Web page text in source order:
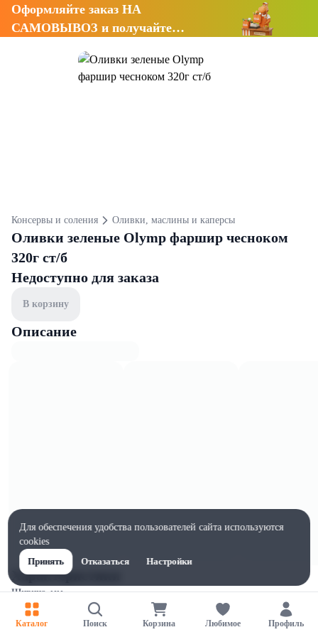
Оформляйте заказ НА
САМОВЫВОЗ и получайте
Консервы и соления Оливки, маслины и каперсы
Оливки зеленые Olymp фаршир чесноком
320г ст/б
Недоступно для заказа
В корзину
Описание
Характеристики
Ширина, мм
Высота, мм
Каталог Поиск Корзина Любимое Профиль
Для обеспечения удобства пользователей сайта используются
cookies
Принять
Отказаться Настройки